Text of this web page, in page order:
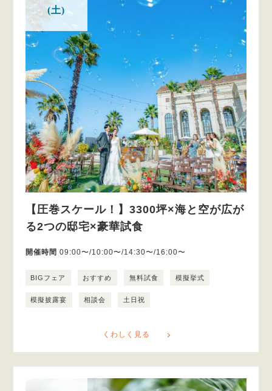
(土)
【圧巻スケール！】3300坪×海と空が広が
る2つの邸宅×豪華試食
開催時間 09:00〜/10:00〜/14:30〜/16:00〜
BIGフェア おすすめ 無料試食 模擬挙式
模擬披露宴 相談会 土日祝
くわしく見る